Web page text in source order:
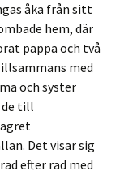
åka från sitt
hem, där
pappa och två
med
och syster
till
Det visar sig
efter rad med